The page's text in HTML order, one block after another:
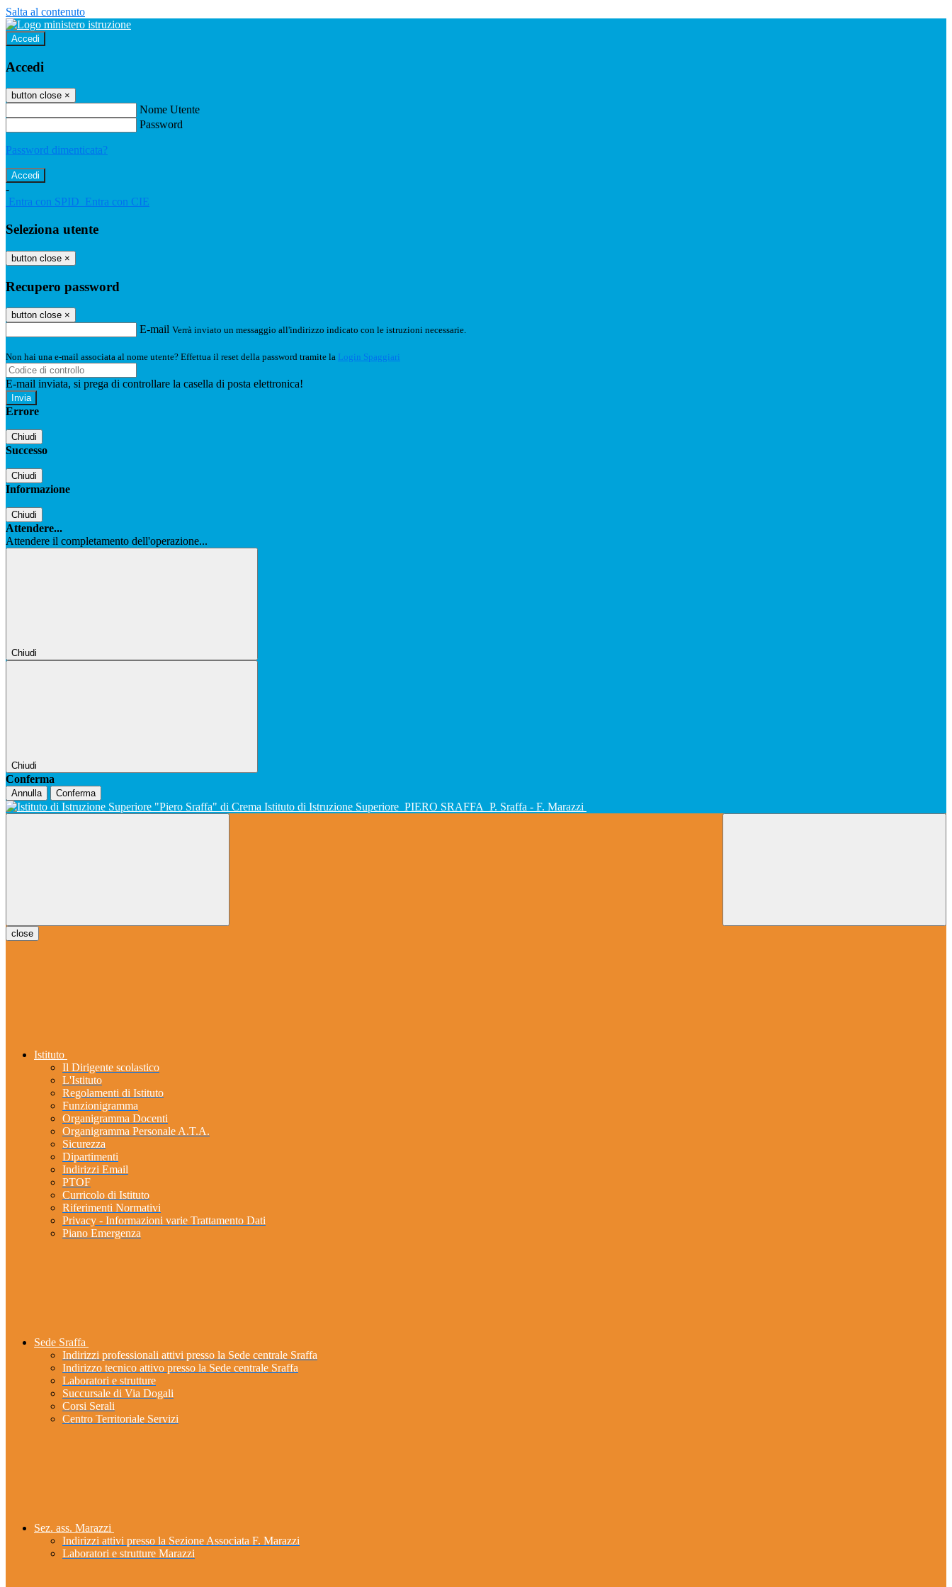
Salta al contenuto
Accedi
Accedi
button close ×
Nome Utente
Password
Password dimenticata?
-
Entra con SPID Entra con CIE
Seleziona utente
button close ×
Recupero password
button close ×
E-mail Verrà inviato un messaggio all'indirizzo indicato con le istruzioni necessarie.
Non hai una e-mail associata al nome utente? Effettua il reset della password tramite la Login Spaggiari
E-mail inviata, si prega di controllare la casella di posta elettronica!
Errore
Chiudi
Successo
Chiudi
Informazione
Chiudi
Attendere...
Attendere il completamento dell'operazione...
Chiudi
Chiudi
Conferma
Annulla Conferma
Istituto di Istruzione Superiore PIERO SRAFFA P. Sraffa - F. Marazzi
close
Istituto
Il Dirigente scolastico
L'Istituto
Regolamenti di Istituto
Funzionigramma
Organigramma Docenti
Organigramma Personale A.T.A.
Sicurezza
Dipartimenti
Indirizzi Email
PTOF
Curricolo di Istituto
Riferimenti Normativi
Privacy - Informazioni varie Trattamento Dati
Piano Emergenza
Sede Sraffa
Indirizzi professionali attivi presso la Sede centrale Sraffa
Indirizzo tecnico attivo presso la Sede centrale Sraffa
Laboratori e strutture
Succursale di Via Dogali
Corsi Serali
Centro Territoriale Servizi
Sez. ass. Marazzi
Indirizzi attivi presso la Sezione Associata F. Marazzi
Laboratori e strutture Marazzi